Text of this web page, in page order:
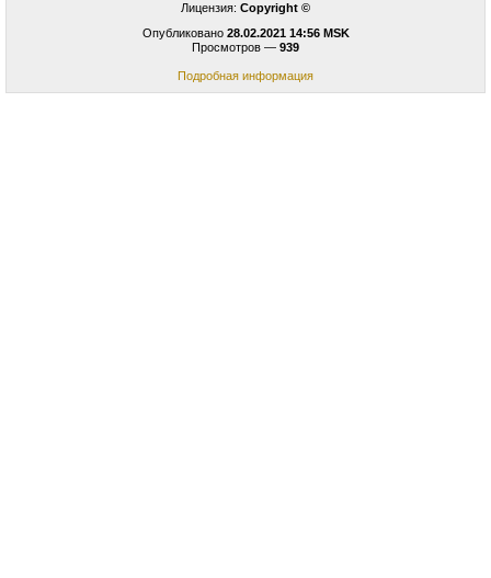
Лицензия: Copyright ©
Опубликовано 28.02.2021 14:56 MSK
Просмотров — 939
Подробная информация